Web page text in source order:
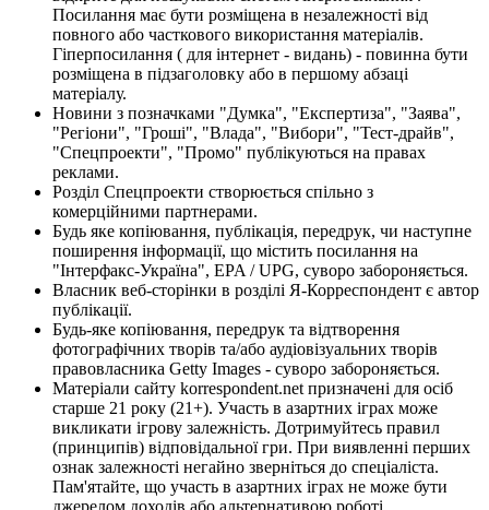
Посилання має бути розміщена в незалежності від
повного або часткового використання матеріалів.
Гіперпосилання ( для інтернет - видань) - повинна бути
розміщена в підзаголовку або в першому абзаці
матеріалу.
Новини з позначками "Думка", "Експертиза", "Заява",
"Регіони", "Гроші", "Влада", "Вибори", "Тест-драйв",
"Спецпроекти", "Промо" публікуються на правах
реклами.
Розділ Спецпроекти створюється спільно з
комерційними партнерами.
Будь яке копіювання, публікація, передрук, чи наступне
поширення інформації, що містить посилання на
"Інтерфакс-Україна", EPA / UPG, суворо забороняється.
Власник веб-сторінки в розділі Я-Корреспондент є автор
публікації.
Будь-яке копіювання, передрук та відтворення
фотографічних творів та/або аудіовізуальних творів
правовласника Getty Images - суворо забороняється.
Матеріали сайту korrespondent.net призначені для осіб
старше 21 року (21+). Участь в азартних іграх може
викликати ігрову залежність. Дотримуйтесь правил
(принципів) відповідальної гри. При виявленні перших
ознак залежності негайно зверніться до спеціаліста.
Пам'ятайте, що участь в азартних іграх не може бути
джерелом доходів або альтернативою роботі.